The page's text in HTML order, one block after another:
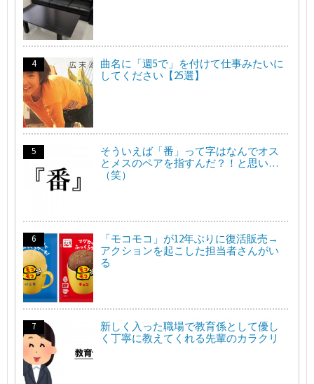
曲名に「週5で」を付けて仕事みたいに
してください【25選】
そういえば「番」って字はなんでオス
とメスのペアを指すんだ？！と思い…
（笑）
「モコモコ」が12年ぶりに復活販売→
アクションを起こした担当者さんがい
る
新しく入った職場で教育係として優し
く丁寧に教えてくれる先輩のカラクリ